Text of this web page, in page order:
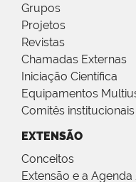
Grupos
Projetos
Revistas
Chamadas Externas
Iniciação Científica
Equipamentos
Comitês
EXTENSÃO
Conceitos
Extensão e a Agenda